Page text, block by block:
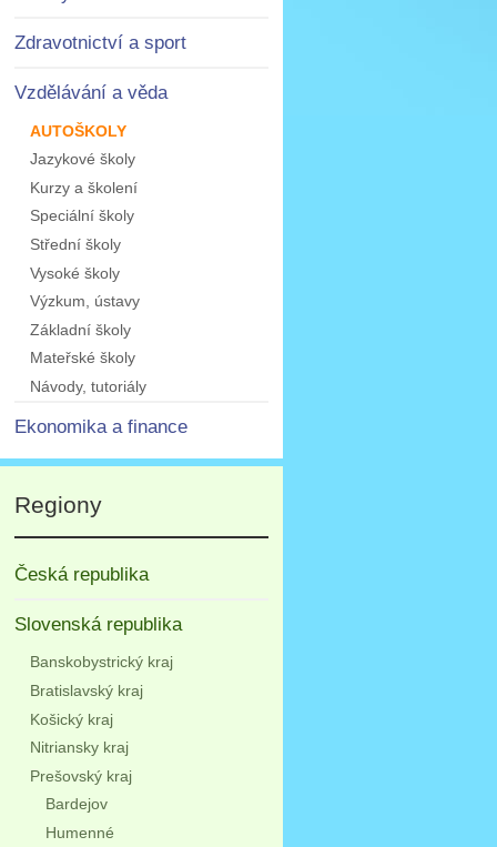
Zdravotnictví a sport
Vzdělávání a věda
AUTOŠKOLY
Jazykové školy
Kurzy a školení
Speciální školy
Střední školy
Vysoké školy
Výzkum, ústavy
Základní školy
Mateřské školy
Návody, tutoriály
Ekonomika a finance
Regiony
Česká republika
Slovenská republika
Banskobystrický kraj
Bratislavský kraj
Košický kraj
Nitriansky kraj
Prešovský kraj
Bardejov
Humenné